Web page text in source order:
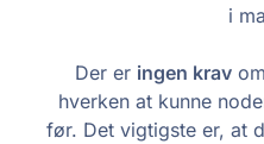
i
Der er ingen krav
hverken at kunne
før. Det vigtigste er, at